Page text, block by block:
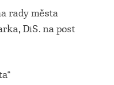
rady města
DiS. na post